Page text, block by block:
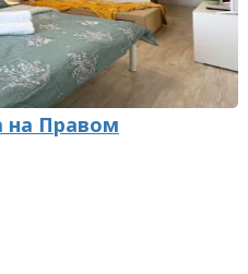
на Правом